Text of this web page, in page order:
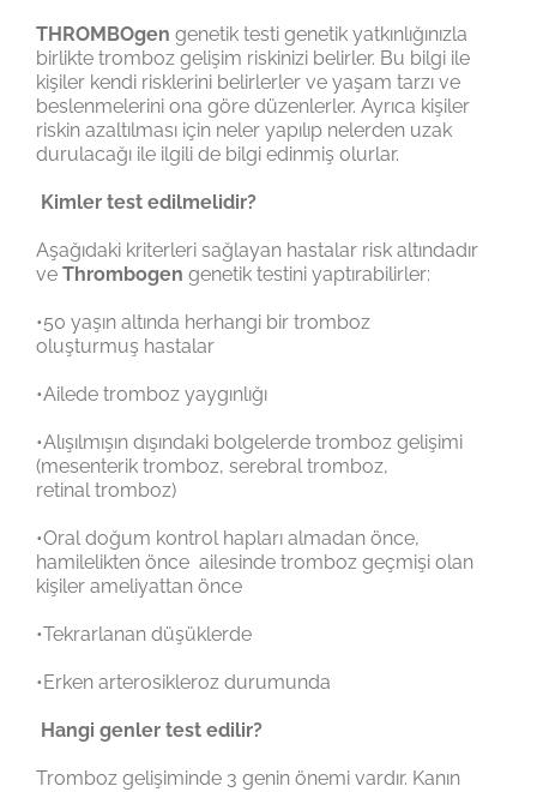
THROMBOgen genetik testi genetik yatkınlığınızla
birlikte tromboz gelişim riskinizi belirler. Bu bilgi ile
kişiler kendi risklerini belirlerler ve yaşam tarzı ve
beslenmelerini ona göre düzenlerler. Ayrıca kişiler
riskin azaltılması için neler yapılıp nelerden uzak
durulacağı ile ilgili de bilgi edinmiş olurlar.
Kimler test edilmelidir?
Aşağıdaki kriterleri sağlayan hastalar risk altındadır
ve Thrombogen genetik testini yaptırabilirler:
•50 yaşın altında herhangi bir tromboz
oluşturmuş hastalar
•Ailede tromboz yaygınlığı
•Alışılmışın dışındaki bolgelerde tromboz gelişimi
(mesenterik tromboz, serebral tromboz,
retinal tromboz)
•Oral doğum kontrol hapları almadan önce,
hamilelikten önce ailesinde tromboz geçmişi olan
kişiler ameliyattan önce
•Tekrarlanan düşüklerde
•Erken arterosikleroz durumunda
Hangi genler test edilir?
Tromboz gelişiminde 3 genin önemi vardır. Kanın